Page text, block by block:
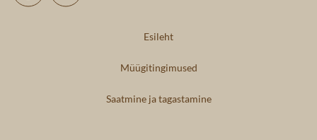
Esileht
Müügitingimused
Saatmine ja tagastamine